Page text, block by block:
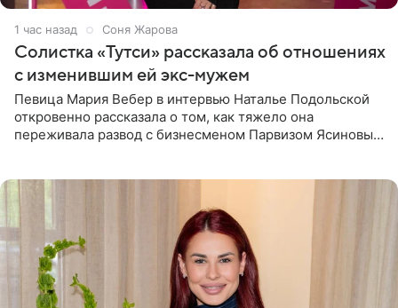
1 час назад Соня Жарова
Солистка «Тутси» рассказала об отношениях
с изменившим ей экс-мужем
Певица Мария Вебер в интервью Наталье Подольской
откровенно рассказала о том, как тяжело она
переживала развод с бизнесменом Парвизом Ясиновым.